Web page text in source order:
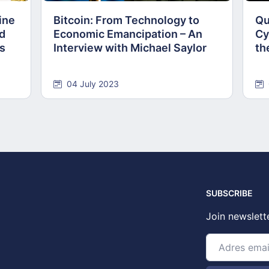
Bitcoin: From Technology to
Economic Emancipation – An
Interview with Michael Saylor
04 July 2023
SUBSCRIBE
Join